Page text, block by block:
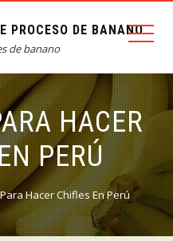
PROCESO DE BANANO
de banano
HACER
PERÚ
Hacer Chifles En Perú